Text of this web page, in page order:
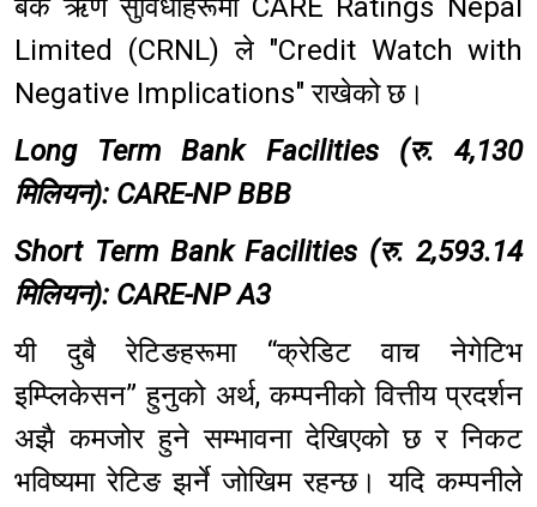
बैंक ऋण सुविधाहरूमा CARE Ratings Nepal
Limited (CRNL) ले "Credit Watch with
Negative Implications" राखेको छ।
Long Term Bank Facilities (रु. 4,130
मिलियन): CARE-NP BBB
Short Term Bank Facilities (रु. 2,593.14
मिलियन): CARE-NP A3
यी दुबै रेटिङहरूमा “क्रेडिट वाच नेगेटिभ
इम्प्लिकेसन” हुनुको अर्थ, कम्पनीको वित्तीय प्रदर्शन
अझै कमजोर हुने सम्भावना देखिएको छ र निकट
भविष्यमा रेटिङ झर्ने जोखिम रहन्छ। यदि कम्पनीले